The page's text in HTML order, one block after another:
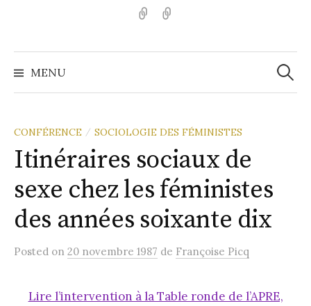
English
MENU
CONFÉRENCE / SOCIOLOGIE DES FÉMINISTES
Itinéraires sociaux de
sexe chez les féministes
des années soixante dix
Posted on 20 novembre 1987 de Françoise Picq
Lire l’intervention à la Table ronde de l’APRE,